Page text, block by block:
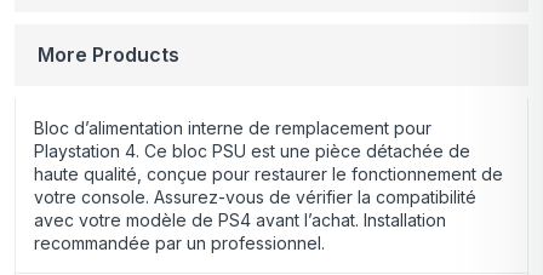
More Products
Bloc d’alimentation interne de remplacement pour
Playstation 4. Ce bloc PSU est une pièce détachée de
haute qualité, conçue pour restaurer le fonctionnement de
votre console. Assurez-vous de vérifier la compatibilité
avec votre modèle de PS4 avant l’achat. Installation
recommandée par un professionnel.